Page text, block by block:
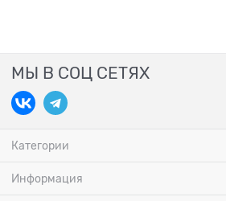
МЫ В СОЦ СЕТЯХ
Категории
Информация